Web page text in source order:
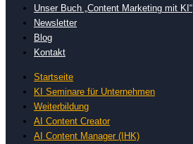
Unser Buch „Content Marketing mit KI“
Newsletter
Blog
Kontakt
Startseite
KI Seminare für Unternehmen
Weiterbildung
AI Content Creator
AI Content Manager (IHK)